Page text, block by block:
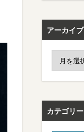
アーカイブ
カテゴリー